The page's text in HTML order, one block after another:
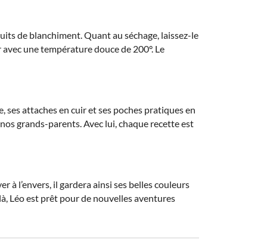
de blanchiment. Quant au séchage, laissez-le
avec une température douce de 200°. Le
ses attaches en cuir et ses poches pratiques en
grands-parents. Avec lui, chaque recette est
à l’envers, il gardera ainsi ses belles couleurs
Léo est prêt pour de nouvelles aventures